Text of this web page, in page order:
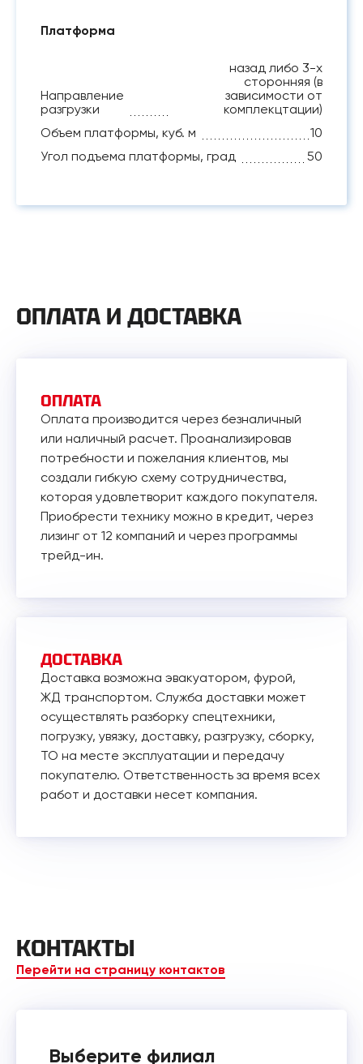
Платформа
Направление
разгрузки
назад либо 3-х
сторонняя (в
зависимости от
комплекцтации)
Объем платформы, куб. м
10
Угол подъема платформы, град
50
ОПЛАТА И ДОСТАВКА
ОПЛАТА
Оплата производится через безналичный
или наличный расчет. Проанализировав
потребности и пожелания клиентов, мы
создали гибкую схему сотрудничества,
которая удовлетворит каждого покупателя.
Приобрести технику можно в кредит, через
лизинг от 12 компаний и через программы
трейд-ин.
ДОСТАВКА
Доставка возможна эвакуатором, фурой,
ЖД транспортом. Служба доставки может
осуществлять разборку спецтехники,
погрузку, увязку, доставку, разгрузку, сборку,
ТО на месте эксплуатации и передачу
покупателю. Ответственность за время всех
работ и доставки несет компания.
КОНТАКТЫ
Перейти на страницу контактов
Выберите филиал